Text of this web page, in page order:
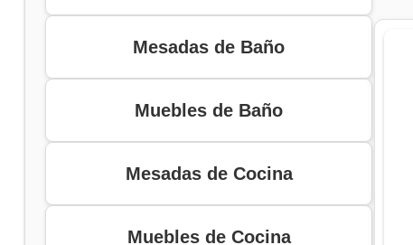
Mesadas de Baño
Muebles de Baño
Mesadas de Cocina
Muebles de Cocina